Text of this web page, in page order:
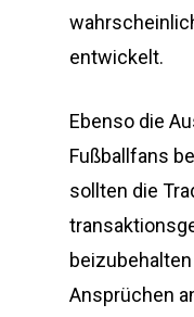
entwickelt.
Ebenso die
Fußballfans
sollten die
Ansprüchen